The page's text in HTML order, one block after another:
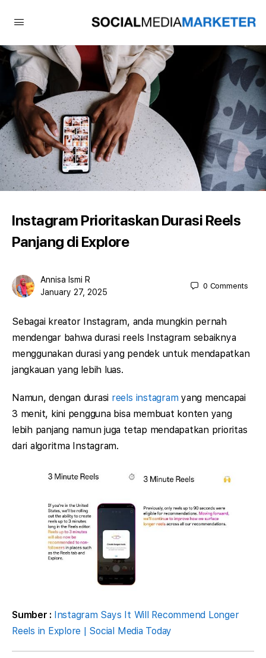
Instagram Prioritaskan Durasi Reels
Panjang di Explore
Annisa Ismi R
January 27, 2025
0 Comments
Sebagai kreator Instagram, anda mungkin pernah
mendengar bahwa durasi reels Instagram sebaiknya
menggunakan durasi yang pendek untuk mendapatkan
jangkauan yang lebih luas.
Namun, dengan durasi reels instagram yang mencapai
3 menit, kini pengguna bisa membuat konten yang
lebih panjang namun juga tetap mendapatkan prioritas
dari algoritma Instagram.
Sumber : Instagram Says It Will Recommend Longer
Reels in Explore | Social Media Today